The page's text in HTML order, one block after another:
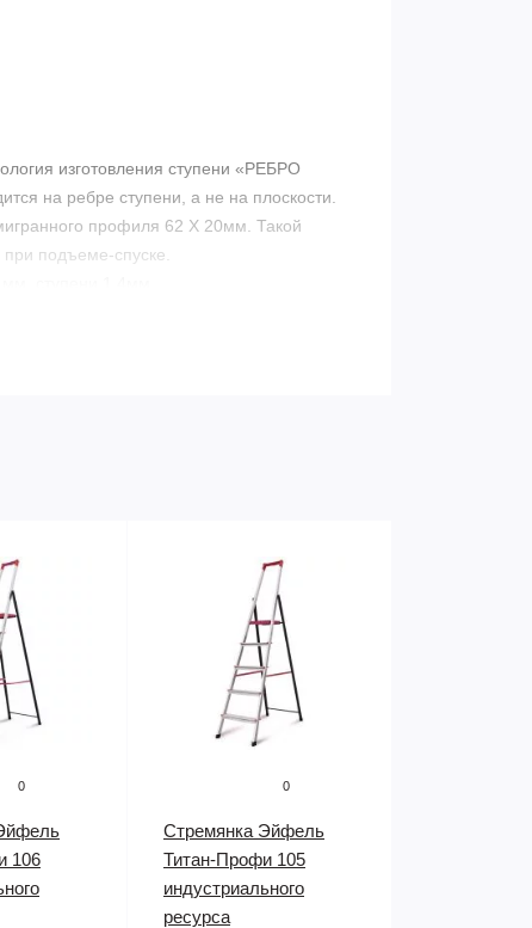
изготовления ступени «РЕБРО
на ребре ступени, а не на плоскости.
профиля 62 Х 20мм. Такой
подъеме-спуске.
0
106
0
Стремянка Эйфель
Титан-Профи 105
индустриального
ресурса